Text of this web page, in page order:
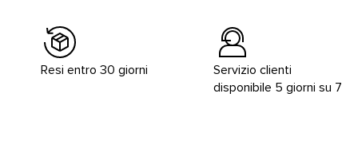
Resi entro 30 giorni
Servizio clienti
disponibile 5 giorni su 7